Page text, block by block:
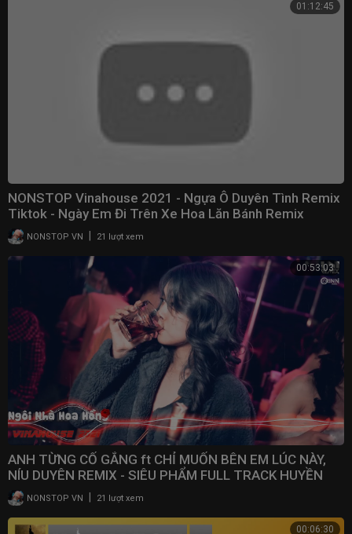
01:12:45
NONSTOP Vinahouse 2021 - Ngựa Ô Duyên Tình Remix
Tiktok - Ngày Em Đi Trên Xe Hoa Lăn Bánh Remix
NONSTOP VN 21 lượt xem
00:53:03
ANH TỪNG CỐ GẮNG ft CHỈ MUỐN BÊN EM LÚC NÀY,
NÍU DUYÊN REMIX - SIÊU PHẨM FULL TRACK HUYỀN
THOẠI 2021
NONSTOP VN 21 lượt xem
00:06:30